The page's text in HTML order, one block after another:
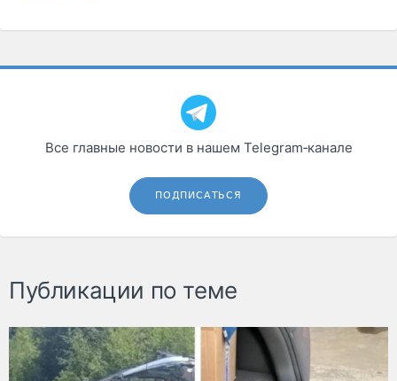
Все главные новости в нашем Telegram‑канале
ПОДПИСАТЬСЯ
Публикации по теме